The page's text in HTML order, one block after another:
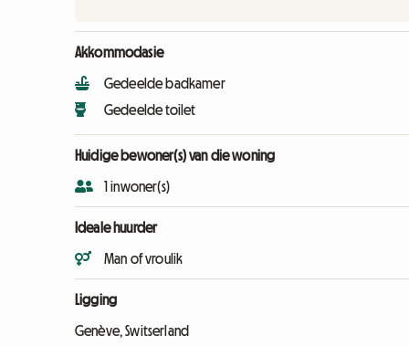
Akkommodasie
Gedeelde badkamer
Gedeelde toilet
Huidige bewoner(s) van die woning
1 inwoner(s)
Ideale huurder
Man of vroulik
Ligging
Genève, Switserland